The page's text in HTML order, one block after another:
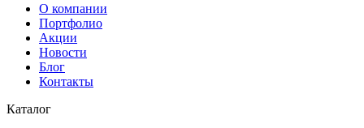
О компании
Портфолио
Акции
Новости
Блог
Контакты
Каталог